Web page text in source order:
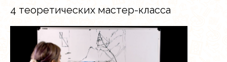
4 теоретических мастер-класса